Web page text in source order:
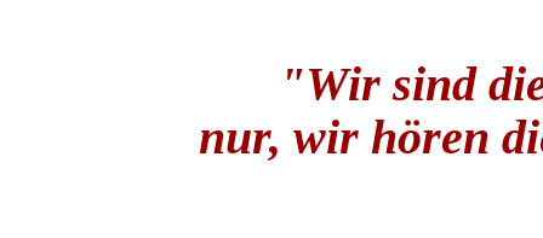
"Wir sind
nur, wir hören